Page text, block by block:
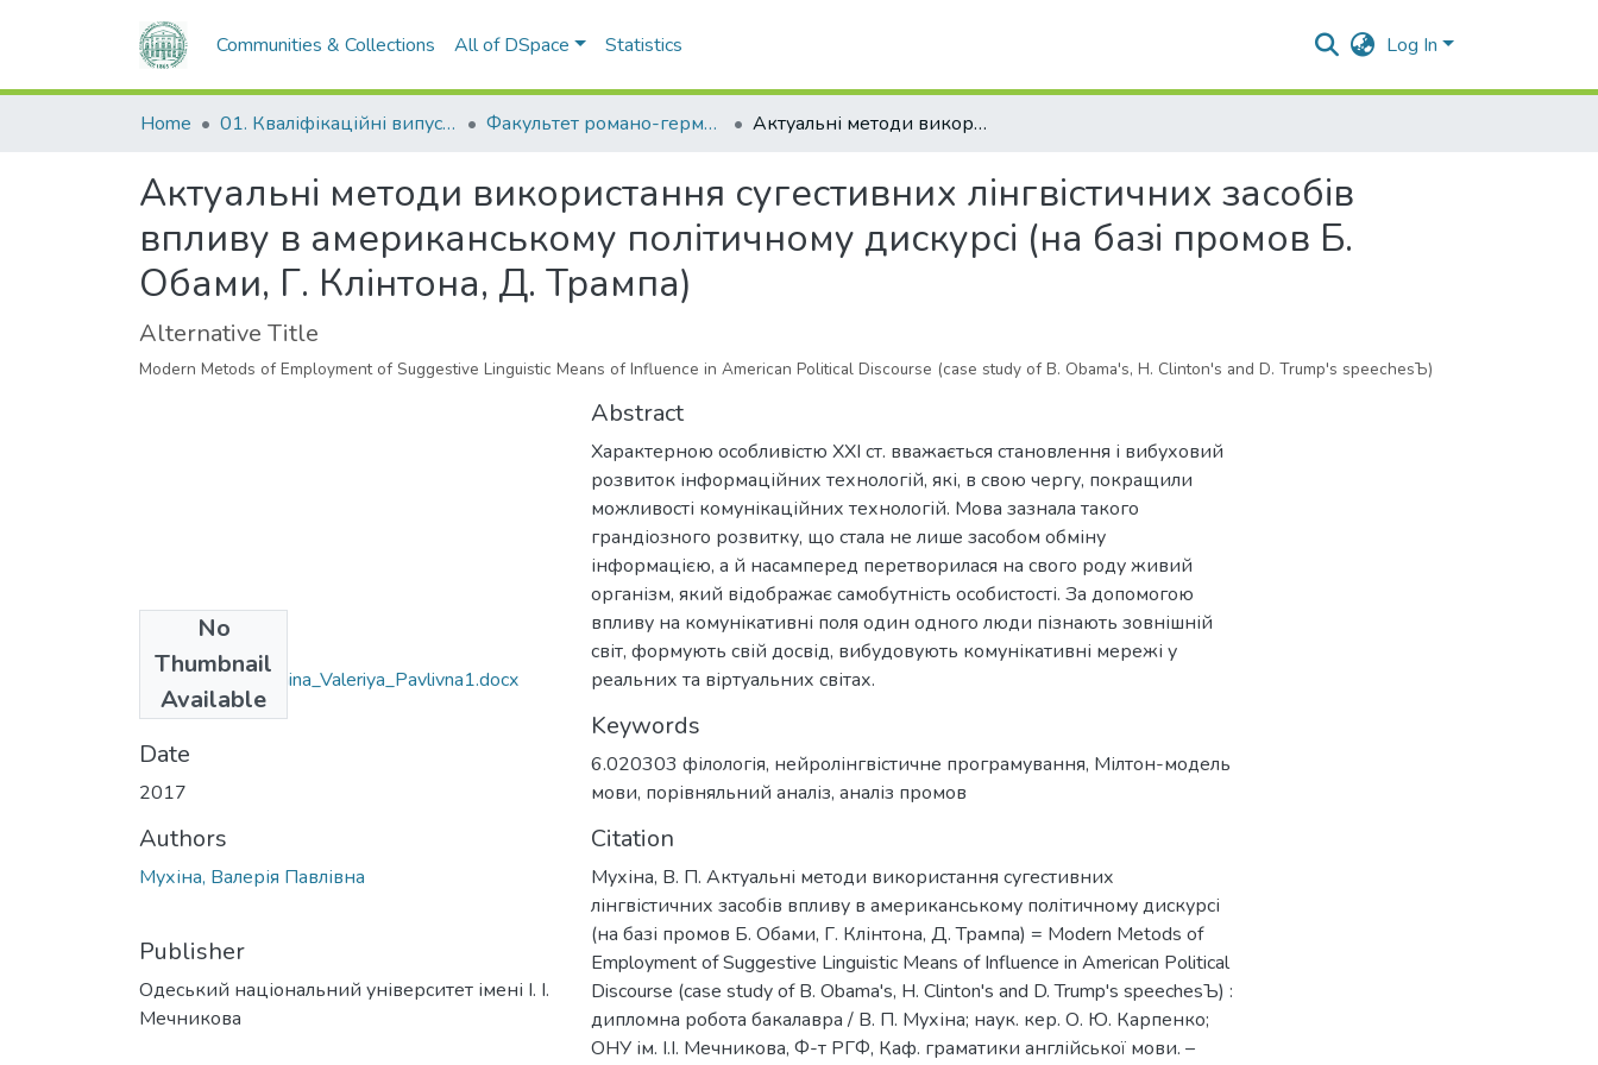
Communities & Collections All of DSpace Statistics Log In
Home 01. Кваліфікаційні випускні роботи здобувачів вищої освіти Факультет романо-германської філології Актуальні методи використання сугестивних лінгвістичних засобів впливу в американському політичному дискурсі (на базі промов Б. Обами, Г. Клінтона, Д. Трампа)
Актуальні методи використання сугестивних лінгвістичних засобів
впливу в американському політичному дискурсі (на базі промов Б.
Обами, Г. Клінтона, Д. Трампа)
Alternative Title
Modern Metods of Employment of Suggestive Linguistic Means of Influence in American Political Discourse (case study of B. Obama's, H. Clinton's and D. Trump's speechesЪ)
No
Thumbnail
Available
~$020303_Mukhina_Valeriya_Pavlivna1.docx
(162 B)
Date
2017
Authors
Мухіна, Валерія Павлівна
Publisher
Одеський національний університет імені І. І.
Мечникова
Abstract
Характерною особливістю ХХІ ст. вважається становлення і вибуховий
розвиток інформаційних технологій, які, в свою чергу, покращили
можливості комунікаційних технологій. Мова зазнала такого
грандіозного розвитку, що стала не лише засобом обміну
інформацією, а й насамперед перетворилася на свого роду живий
організм, який відображає самобутність особистості. За допомогою
впливу на комунікативні поля один одного люди пізнають зовнішній
світ, формують свій досвід, вибудовують комунікативні мережі у
реальних та віртуальних світах.
Keywords
6.020303 філологія, нейролінгвістичне програмування, Мілтон-модель
мови, порівняльний аналіз, аналіз промов
Citation
Мухіна, В. П. Актуальні методи використання сугестивних
лінгвістичних засобів впливу в американському політичному дискурсі
(на базі промов Б. Обами, Г. Клінтона, Д. Трампа) = Modern Metods of
Employment of Suggestive Linguistic Means of Influence in American Political
Discourse (case study of B. Obama's, H. Clinton's and D. Trump's speechesЪ) :
дипломна робота бакалавра / В. П. Мухіна; наук. кер. О. Ю. Карпенко;
ОНУ ім. І.І. Мечникова, Ф-т РГФ, Каф. граматики англійської мови. –